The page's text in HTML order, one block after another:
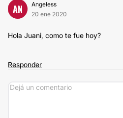
AN
Angeless
20 ene 2020
Hola Juani, como te fue hoy?
Responder